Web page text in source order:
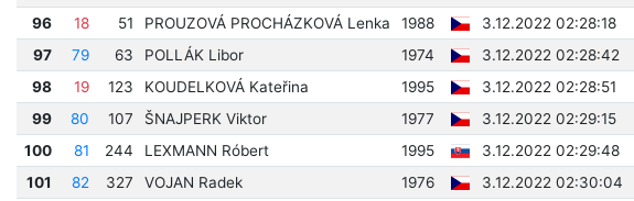
96
18 51 PROUZOVÁ PROCHÁZKOVÁ Lenka 1988 3.12.2022 02:28:18
97
79 63 POLLÁK Libor 1974 3.12.2022 02:28:42
98
19 123 KOUDELKOVÁ Kateřina 1995 3.12.2022 02:28:51
99
80 107 ŠNAJPERK Viktor 1977 3.12.2022 02:29:15
100
81 244 LEXMANN Róbert 1995 3.12.2022 02:29:48
101
82 327 VOJAN Radek 1976 3.12.2022 02:30:04